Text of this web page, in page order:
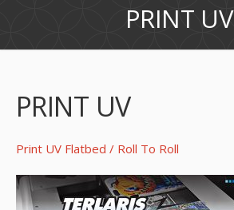
PRINT UV
PRINT UV
Print UV Flatbed / Roll To Roll